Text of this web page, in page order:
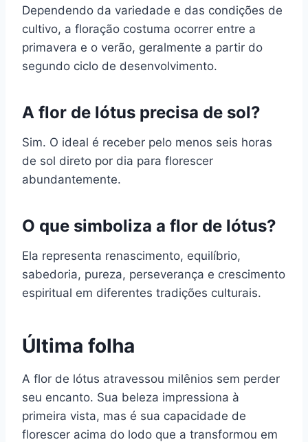
Dependendo da variedade e das condições de
cultivo, a floração costuma ocorrer entre a
primavera e o verão, geralmente a partir do
segundo ciclo de desenvolvimento.
A flor de lótus precisa de sol?
Sim. O ideal é receber pelo menos seis horas
de sol direto por dia para florescer
abundantemente.
O que simboliza a flor de lótus?
Ela representa renascimento, equilíbrio,
sabedoria, pureza, perseverança e crescimento
espiritual em diferentes tradições culturais.
Última folha
A flor de lótus atravessou milênios sem perder
seu encanto. Sua beleza impressiona à
primeira vista, mas é sua capacidade de
florescer acima do lodo que a transformou em